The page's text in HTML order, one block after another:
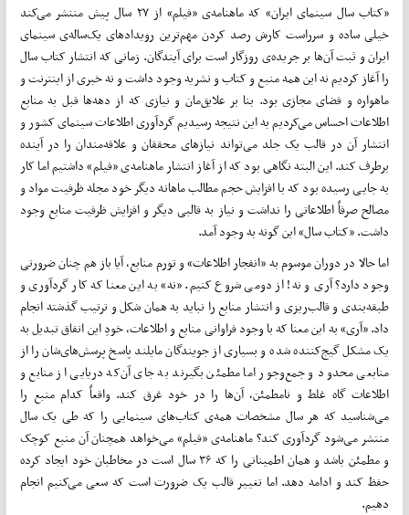
«کتاب سال سینمای ایران» که ماهنامه‌ی «فیلم» از ۲۷ سال پیش منتشر می‌کند
خیلی ساده و سرراست کارش رصد کردن مهم‌ترین رویدادهای یک‌ساله‌ی سینمای
ایران و ثبت آن‌ها بر جریده‌ی روزگار است برای آیندگان. زمانی که انتشار کتاب سال
را آغاز کردیم نه این همه منبع و کتاب و نشریه وجود داشت و نه خبری از اینترنت و
ماهواره و فضای مجازی بود. بنا بر علایق‌مان و نیازی که از دهه‌ها قبل به منابع
اطلاعات احساس می‌کردیم به این نتیجه رسیدیم گردآوری اطلاعات سینمای کشور و
انتشار آن در قالب یک جلد می‌تواند نیازهای محققان و علاقه‌مندان را در آینده
برطرف کند. این البته نگاهی بود که از آغاز انتشار ماهنامه‌ی «فیلم» داشتیم اما کار
به جایی رسیده بود که با افزایش حجم مطالب ماهانه دیگر خود مجله ظرفیت مواد و
مصالح صرفاً اطلاعاتی را نداشت و نیاز به قالبی دیگر و افزایش ظرفیت منابع وجود
داشت. «کتاب سال» این گونه به وجود آمد.
اما حالا در دوران موسوم به «انفجار اطلاعات» و تورم منابع، آیا باز هم چنان ضرورتی
وجود دارد؟ آری و نه! از دومی شروع کنیم. «نه» به این معنا که کار گردآوری و
طبقه‌بندی و قالب‌ریزی و انتشار منابع را نباید به همان شکل و ترتیب گذشته انجام
داد. «آری» به این معنا که با وجود فراوانی منابع و اطلاعات، خودِ این اتفاق تبدیل به
یک مشکل گیج‌کننده شده و بسیاری از جویندگان مایلند پاسخ پرسش‌های‌شان را از
منابعی محدود و جمع‌وجور اما مطمئن بگیرند به جای آن‌که دریایی از منابع و
اطلاعات گاه غلط و نامطمئن، آن‌ها را در خود غرق کند. واقعاً کدام منبع را
می‌شناسید که هر سال مشخصات همه‌ی کتاب‌های سینمایی را که طی یک سال
منتشر می‌شود گردآوری کند؟ ماهنامه‌ی «فیلم» می‌خواهد همچنان آن منبع کوچک
و مطمئن باشد و همان اطمینانی را که ۳۶ سال است در مخاطبان خود ایجاد کرده
حفظ کند و ادامه دهد. اما تغییر قالب یک ضرورت است که سعی می‌کنیم انجام
دهیم.